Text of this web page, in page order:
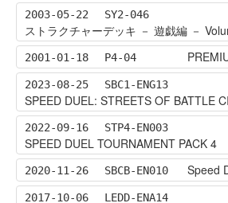
2003-05-22 SY2-046
ストラクチャーデッキ － 遊戯編 －
2001-01-18 P4-04
2023-08-25 SBC1-ENG13
SPEED DUEL: STREETS OF BATTLE
2022-09-16 STP4-EN003
SPEED DUEL TOURNAMENT PACK 4
2020-11-26 SBCB-EN010 Speed
2017-10-06 LEDD-ENA14